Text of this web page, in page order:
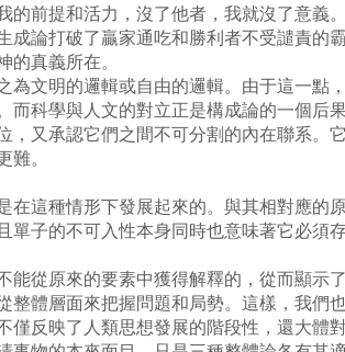
前提和活力，沒了他者，我就沒了意義
論打破了贏家通吃和勝利者不受譴責的
真義所在。
文明的邏輯或自由的邏輯。由于這一點
科學與人文的對立正是構成論的一個后
又承認它們之間不可分割的內在聯系。
難。
這種情形下發展起來的。與其相對應的
子的不可入性本身同時也意味著它必須
從原來的要素中獲得解釋的，從而顯示
體層面來把握問題和局勢。這樣，我們
反映了人類思想發展的階段性，還大體